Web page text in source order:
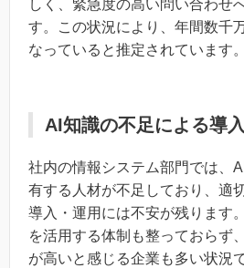
しく、緊急度の高い問い合わせ
す。この状況により、年間数千
なっていると推定されています。
AI知識の不足による導
社内の情報システム部門では、
有する人材が不足しており、適
導入・運用には不安が残ります
を活用する体制も整っておらず
が高いと感じる企業も多い状況で